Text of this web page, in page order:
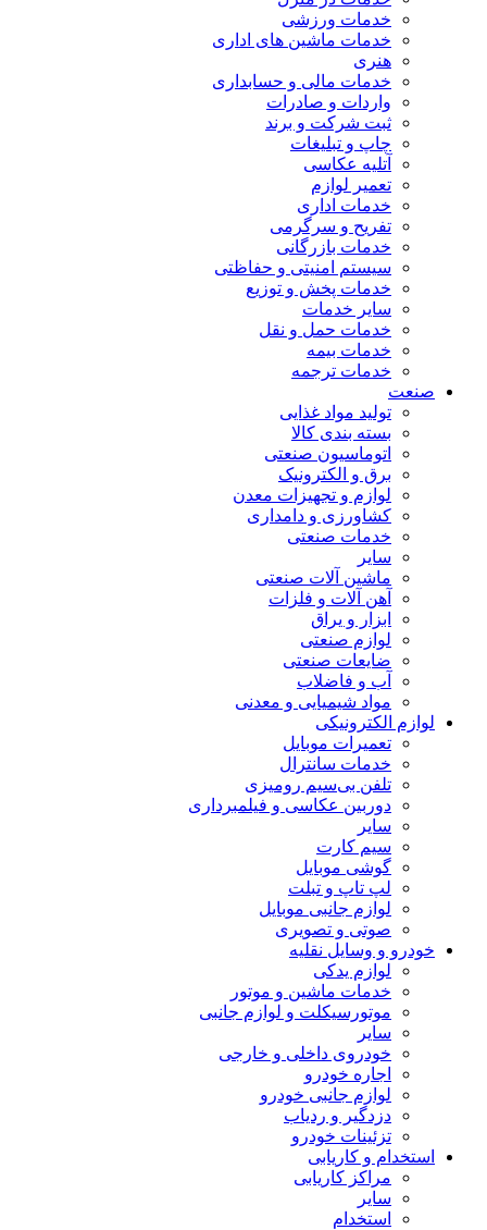
خدمات ورزشی
خدمات ماشین های اداری
هنری
خدمات مالی و حسابداری
واردات و صادرات
ثبت شرکت و برند
چاپ و تبلیغات
آتلیه عکاسی
تعمیر لوازم
خدمات اداری
تفریح و سرگرمی
خدمات بازرگانی
سیستم امنیتی و حفاظتی
خدمات پخش و توزیع
سایر خدمات
خدمات حمل و نقل
خدمات بیمه
خدمات ترجمه
صنعت
تولید مواد غذایی
بسته بندی کالا
اتوماسیون صنعتی
برق و الکترونیک
لوازم و تجهیزات معدن
کشاورزی و دامداری
خدمات صنعتی
سایر
ماشین آلات صنعتی
آهن آلات و فلزات
ابزار و یراق
لوازم صنعتی
ضایعات صنعتی
آب و فاضلاب
مواد شیمیایی و معدنی
لوازم الکترونیکی
تعمیرات موبایل
خدمات سانترال
تلفن بی‌سیم رومیزی
دوربین عکاسی و فیلمبرداری
سایر
سیم کارت
گوشی موبایل
لپ تاپ و تبلت
لوازم جانبی موبایل
صوتی و تصویری
خودرو و وسایل نقلیه
لوازم یدکی
خدمات ماشین و موتور
موتورسیکلت و لوازم جانبی
سایر
خودروی داخلی و خارجی
اجاره خودرو
لوازم جانبی خودرو
دزدگیر و ردیاب
تزئینات خودرو
استخدام و کاریابی
مراکز کاریابی
سایر
استخدام